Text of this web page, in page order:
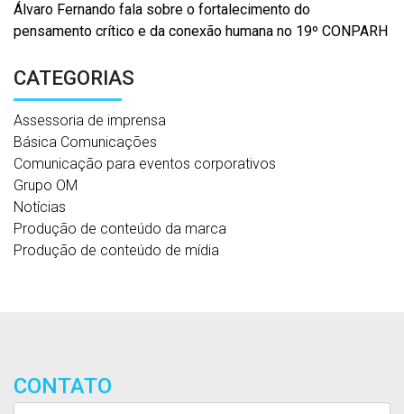
Álvaro Fernando fala sobre o fortalecimento do
pensamento crítico e da conexão humana no 19º CONPARH
CATEGORIAS
Assessoria de imprensa
Básica Comunicações
Comunicação para eventos corporativos
Grupo OM
Notícias
Produção de conteúdo da marca
Produção de conteúdo de mídia
CONTATO